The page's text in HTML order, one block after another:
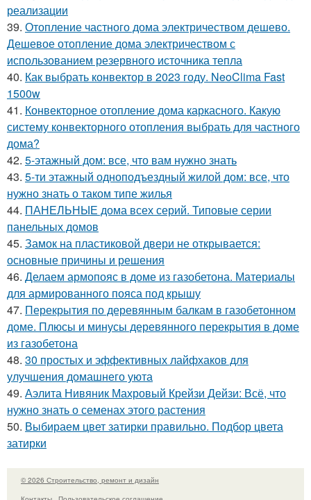
реализации
39. Отопление частного дома электричеством дешево.
Дешевое отопление дома электричеством с
использованием резервного источника тепла
40. Как выбрать конвектор в 2023 году. NeoClima Fast
1500w
41. Конвекторное отопление дома каркасного. Какую
систему конвекторного отопления выбрать для частного
дома?
42. 5-этажный дом: все, что вам нужно знать
43. 5-ти этажный одноподъездный жилой дом: все, что
нужно знать о таком типе жилья
44. ПАНЕЛЬНЫЕ дома всех серий. Типовые серии
панельных домов
45. Замок на пластиковой двери не открывается:
основные причины и решения
46. Делаем армопояс в доме из газобетона. Материалы
для армированного пояса под крышу
47. Перекрытия по деревянным балкам в газобетонном
доме. Плюсы и минусы деревянного перекрытия в доме
из газобетона
48. 30 простых и эффективных лайфхаков для
улучшения домашнего уюта
49. Аэлита Нивяник Махровый Крейзи Дейзи: Всё, что
нужно знать о семенах этого растения
50. Выбираем цвет затирки правильно. Подбор цвета
затирки
© 2026 Строительство, ремонт и дизайн